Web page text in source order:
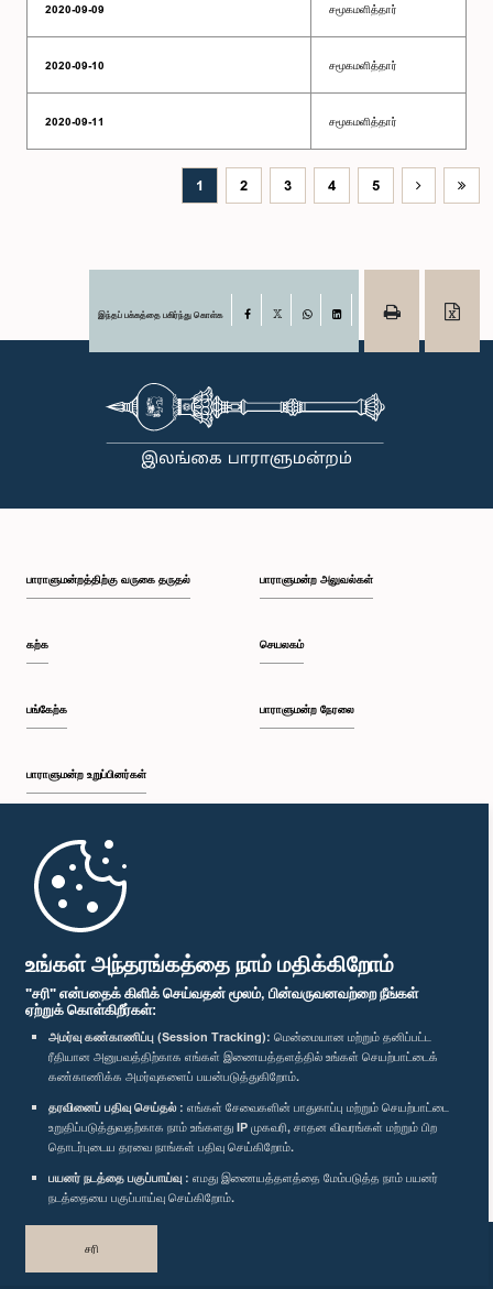
உங்கள் அந்தரங்கத்தை நாம் மதிக்கிறோம்
"சரி" என்பதைக் கிளிக் செய்வதன் மூலம், பின்வருவனவற்றை நீங்கள்
ஏற்றுக் கொள்கிறீர்கள்:
அமர்வு கண்காணிப்பு (Session Tracking): மென்மையான மற்றும் தனிப்பட்ட
ரீதியான அனுபவத்திற்காக எங்கள் இணையத்தளத்தில் உங்கள் செயற்பாட்டைக்
கண்காணிக்க அமர்வுகளைப் பயன்படுத்துகிறோம்.
தரவினைப் பதிவு செய்தல் : எங்கள் சேவைகளின் பாதுகாப்பு மற்றும் செயற்பாட்டை
உறுதிப்படுத்துவதற்காக நாம் உங்களது IP முகவரி, சாதன விவரங்கள் மற்றும் பிற
தொடர்புடைய தரவை நாங்கள் பதிவு செய்கிறோம்.
பயனர் நடத்தை பகுப்பாய்வு : எமது இணையத்தளத்தை மேம்படுத்த நாம் பயனர்
நடத்தையை பகுப்பாய்வு செய்கிறோம்.
சரி
2020-09-09 சமூகமளித்தார்
2020-09-10 சமூகமளித்தார்
2020-09-11 சமூகமளித்தார்
1 2 3 4 5
இந்தப் பக்கத்தை பகிர்ந்து கொள்க Facebook
பாராளுமன்றத்திற்கு வருகை தருதல்
கற்க
பங்கேற்க
பாராளுமன்ற உறுப்பினர்கள்
முதற்பக்கம்
பாராளுமன்ற அலுவல்கள்
செயலகம்
பாராளுமன்ற நேரலை
பாராளுமன்ற கையடக்க செயலி
எம்மை பின்தொடர்க :
விருதுகள்
தனியுரிமைக் கொள்கை